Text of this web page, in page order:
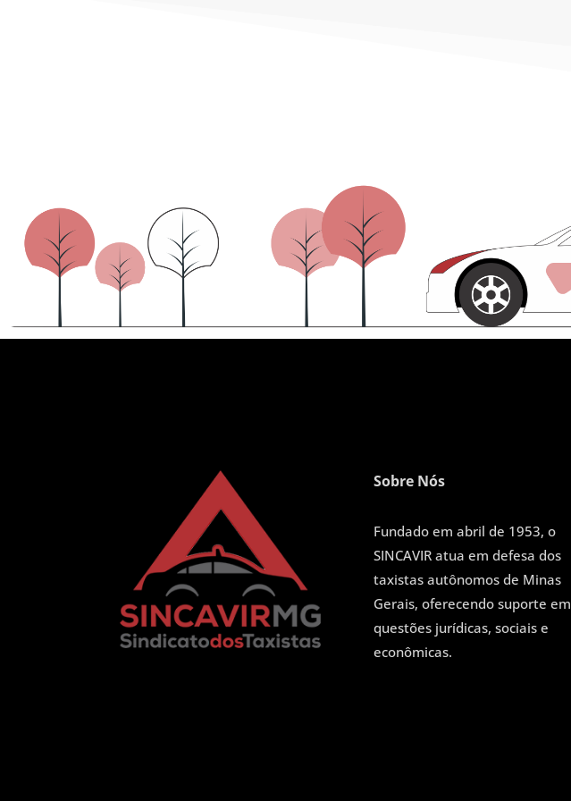
Sobre Nós
Fundado em abril de 1953, o
SINCAVIR atua em defesa dos
taxistas autônomos de Minas
Gerais, oferecendo suporte em
questões jurídicas, sociais e
econômicas.